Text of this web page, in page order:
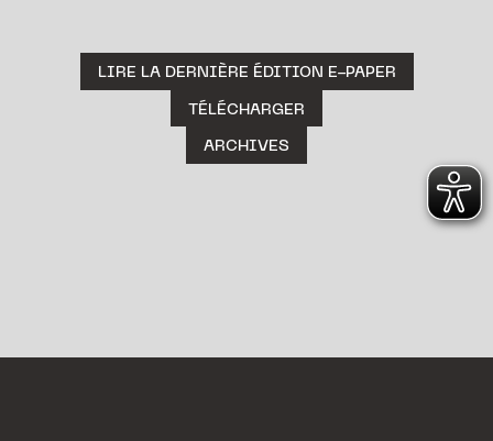
LIRE LA DERNIÈRE ÉDITION E-PAPER
TÉLÉCHARGER
ARCHIVES